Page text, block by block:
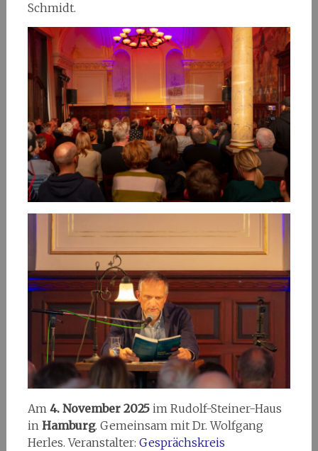
Schmidt.
Am 4. November 2025im Rudolf-Steiner-Haus
in Hamburg. Gemeinsam mit Dr. Wolfgang
Herles. Veranstalter: Gesprächskreis